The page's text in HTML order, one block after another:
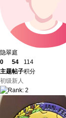
隐翠庭
0
主题
54
帖子
114
积分
初级新人